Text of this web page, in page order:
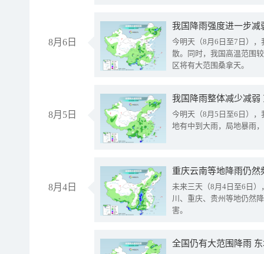
8月6日
今明天（8月6日至7日）
散。同时，我国高温范围
区将有大范围桑拿天。
8月5日
我国降雨整体减少减弱
今明天（8月5日至6日）
地有中到大雨，局地暴雨
8月4日
重庆云南等地降雨仍然
未来三天（8月4日至6日
川、重庆、贵州等地仍然
害。
全国仍有大范围降雨